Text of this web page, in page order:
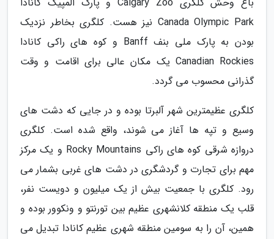
Canada Olympic Park نیز هست. کلگری بخاطر نزدیک
بودن به پارک ملی بنف Banff و کوه های راکی کانادا
Canadian Rockies یک مکان عالی برای اقامت و وقت
گذرانی محسوب می گردد.
کلگری عظیمترین شهر آلبرتا بوده و در جایی که دشت های
وسیع و تپه ها آغاز می شوند، واقع شده است. کلگری
دروازه شرقی کوه های راکی Rocky Mountains و یک مرکز
مهم برای تجارت و گردشگری در دشت های غربی بشمار می
رود. کلگری با جمعیت بیش از یک میلیون و دویست نفر،
قلب یک منطقه کلانشهری عظیم بین تورنتو و ونکوور بوده و
همین، آن را به سومین منطقه شهری عظیم کانادا تبدیل می